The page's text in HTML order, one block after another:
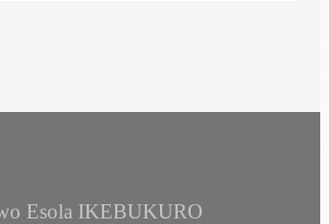
Esola IKEBUKURO